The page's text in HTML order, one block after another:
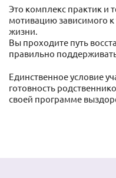
Это комплекс практик и
мотивацию зависимого
жизни.
Вы проходите путь
правильно
Единственное условие
готовность
своей программе